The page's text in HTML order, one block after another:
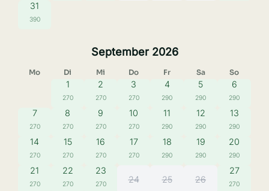
31
390
September 2026
Mo Di Mi Do Fr Sa So
1
270
2
270
3
270
4
290
5
290
6
290
7
270
8
270
9
270
10
270
11
290
12
290
13
290
14
270
15
270
16
270
17
270
18
290
19
290
20
290
21
270
22
270
23
270 24 25 26
27
270